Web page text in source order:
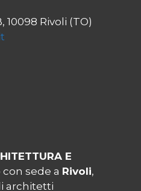
10098 Rivoli (TO)
E
sede a Rivoli,
architetti